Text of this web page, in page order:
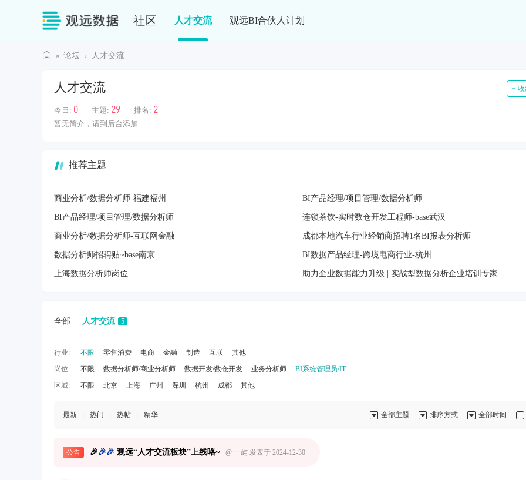
社区 人才交流 观远BI合伙人计划
» 论坛 › 人才交流
+
人才交流
今日: 0 主题: 29 排名: 2
暂无简介，请到后台添加
推荐主题
商业分析/数据分析师-福建福州 BI产品经理/项目管理/数据分析师
BI产品经理/项目管理/数据分析师 连锁茶饮-实时数仓开发工程师-base武汉
商业分析/数据分析师-互联网金融 成都本地汽车行业经销商招聘1名BI报表分析师
数据分析师招聘贴~base南京 BI数据产品经理-跨境电商行业-杭州
上海数据分析师岗位 助力企业数据能力升级 | 实战型数据分析企业培训专家
全部 人才交流 5
行业: 不限 零售消费 电商 金融 制造 互联
其他
岗位:
不限 数据分析师/商业分析师 数据开发/数仓开发 业务分析师
BI系统管理员/IT
区域:
不限 北京 上海 广州 深圳 杭州 成都 其他
全部时间
排序方式
全部主题
最新 热门 热帖 精华
公告 🎉🎉🎉 观远“人才交流板块”上线咯~ @ 一屿 发表于 2024-12-30